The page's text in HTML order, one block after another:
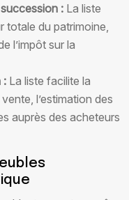
: La liste
totale du patrimoine,
l’impôt sur la
: La liste facilite la
l’estimation des
auprès des acheteurs